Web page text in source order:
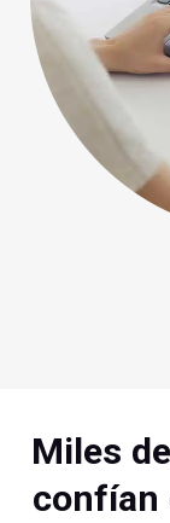
Miles
confían